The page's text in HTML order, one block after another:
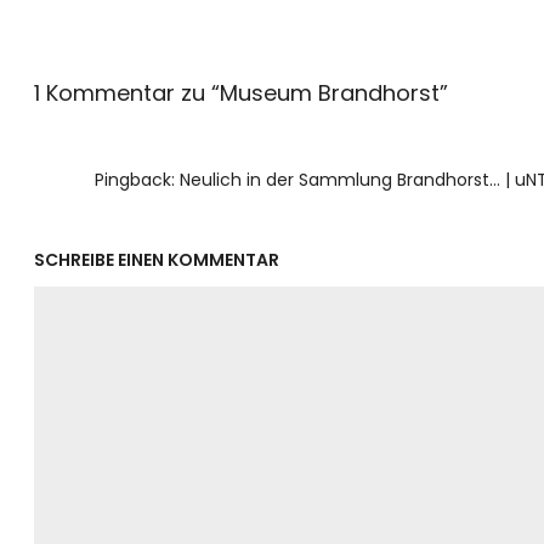
1 Kommentar zu “Museum Brandhorst”
Pingback: Neulich in der Sammlung Brandhorst… |
SCHREIBE EINEN KOMMENTAR